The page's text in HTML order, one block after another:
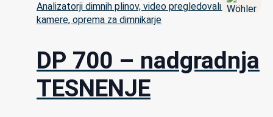
Analizatorji dimnih plinov, video pregledovalne
kamere, oprema za dimnikarje
DP 700 – nadgradnja
TESNENJE